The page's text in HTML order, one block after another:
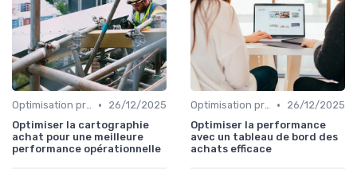
Optimisation processus •
26/12/2025
Optimiser la cartographie
achat pour une meilleure
performance opérationnelle
Optimisation processus •
26/12/2025
Optimiser la performance
avec un tableau de bord des
achats efficace